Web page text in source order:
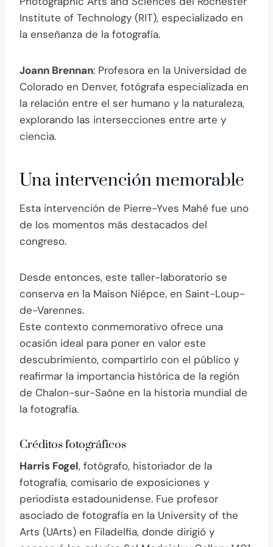
Institute of Technology (RIT), especializado en
la enseñanza de la fotografía.
Joann Brennan: Profesora en la Universidad de
Colorado en Denver, fotógrafa especializada en
la relación entre el ser humano y la naturaleza,
explorando las intersecciones entre arte y
ciencia.
Una intervención memorable
Esta intervención de Pierre-Yves Mahé fue uno
de los momentos más destacados del
congreso.
Desde entonces, este taller-laboratorio se
conserva en la Maison Niépce, en Saint-Loup-
de-Varennes.
Este contexto conmemorativo ofrece una
ocasión ideal para poner en valor este
descubrimiento, compartirlo con el público y
reafirmar la importancia histórica de la región
de Chalon-sur-Saône en la historia mundial de
la fotografía.
Créditos fotográficos
Harris Fogel, fotógrafo, historiador de la
fotografía, comisario de exposiciones y
periodista estadounidense. Fue profesor
asociado de fotografía en la University of the
Arts (UArts) en Filadelfia, donde dirigió y